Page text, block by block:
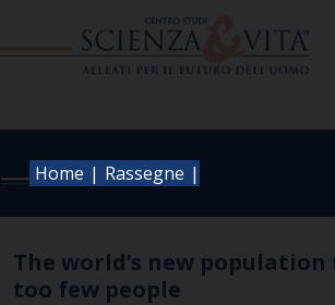
Home | Rassegne |
The world’s new
too few people